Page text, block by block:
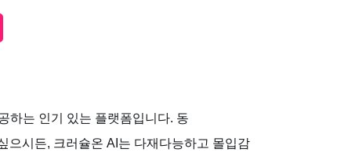
하는 인기 있는 플랫폼입니다. 동
으시든, 크러슐온 AI는 다재다능하고 몰입감